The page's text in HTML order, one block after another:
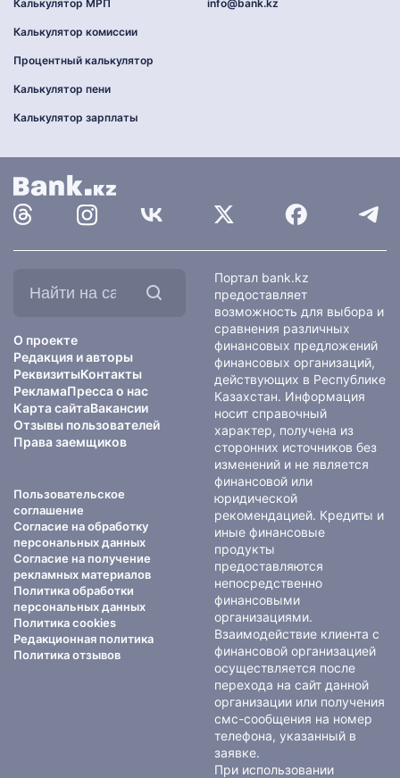
Калькулятор МРП
Калькулятор комиссии
Процентный калькулятор
Калькулятор пени
Калькулятор зарплаты
info@bank.kz
О проекте
Редакция и авторы
РеквизитыКонтакты
РекламаПресса о нас
Карта сайтаВакансии
Отзывы пользователей
Права заемщиков
Пользовательское
соглашение
Согласие на обработку
персональных данных
Согласие на получение
рекламных материалов
Политика обработки
персональных данных
Политика cookies
Редакционная политика
Политика отзывов
Портал bank.kz
предоставляет
возможность для выбора и
сравнения различных
финансовых предложений
финансовых организаций,
действующих в Республике
Казахстан. Информация
носит справочный
характер, получена из
сторонних источников без
изменений и не является
финансовой или
юридической
рекомендацией. Кредиты и
иные финансовые
продукты
предоставляются
непосредственно
финансовыми
организациями.
Взаимодействие клиента с
финансовой организацией
осуществляется после
перехода на сайт данной
организации или получения
смс-сообщения на номер
телефона, указанный в
заявке.
При использовании